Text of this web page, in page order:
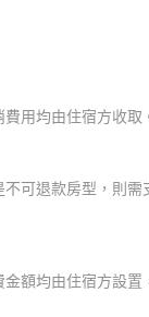
用均由住宿方收取
可退款房型，則需
額均由住宿方設置